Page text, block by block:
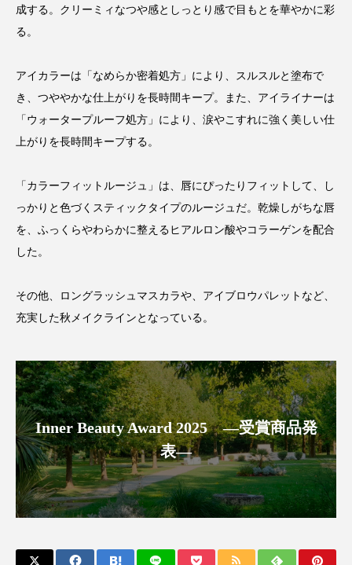
サステナブル美容 サプライチェーン
スカルプ クレンジング 頻度 スカルプケア
スキンケアルーティン ストレス スパ
スマートウォッチ
セラミド保湿 セルフケア
タンパク質 ディープクレンジング
デジタルデトックス デトックス
ドライヤー 温度 髪 ダメージ ナイアシンアミド
ナイトプロテイン ナイトルーティン 金木犀
成する。クリーミィなつや感としっとり感で目もとを華やかに彩
る。
アイカラーは「なめらか密着処方」により、スルスルと塗布で
き、つややかな仕上がりを長時間キープ。また、アイライナーは
「ウォータープルーフ処方」により、涙やこすれに強く美しい仕
上がりを長時間キープする。
「カラーフィットルージュ」は、唇にぴったりフィットして、し
っかりと色づくスティックタイプのルージュだ。乾燥しがちな唇
を、ふっくらやわらかに整えるヒアルロン酸やコラーゲンを配合
した。
その他、ロングラッシュマスカラや、アイブロウパレットなど、
充実した秋メイクラインとなっている。
Inner Beauty Award 2025 ―受賞商品発
表―